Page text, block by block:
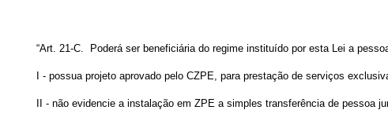
“Art. 21-C. Poderá ser beneficiária do regime instituído por esta Lei a
I - possua projeto aprovado pelo CZPE, para prestação de serviços
II - não evidencie a instalação em ZPE a simples transferência de pessoa